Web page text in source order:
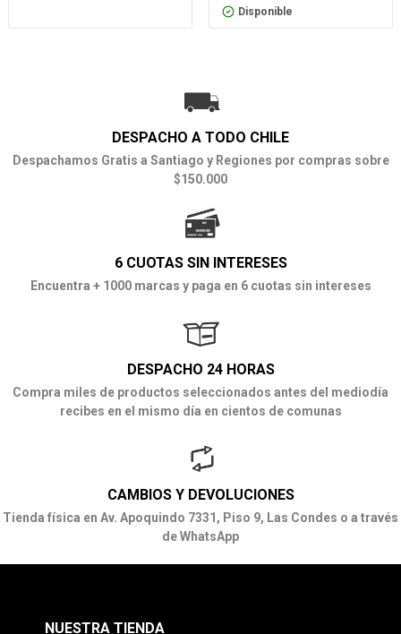
Disponible
DESPACHO A TODO CHILE
Despachamos Gratis a Santiago y Regiones por compras sobre
$150.000
6 CUOTAS SIN INTERESES
Encuentra + 1000 marcas y paga en 6 cuotas sin intereses
DESPACHO 24 HORAS
Compra miles de productos seleccionados antes del mediodía
recibes en el mismo día en cientos de comunas
CAMBIOS Y DEVOLUCIONES
Tienda física en Av. Apoquindo 7331, Piso 9, Las Condes o a través
de WhatsApp
NUESTRA TIENDA